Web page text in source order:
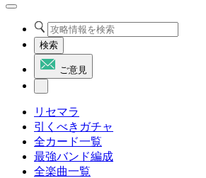
検索
ご意見
リセマラ
引くべきガチャ
全カード一覧
最強バンド編成
全楽曲一覧